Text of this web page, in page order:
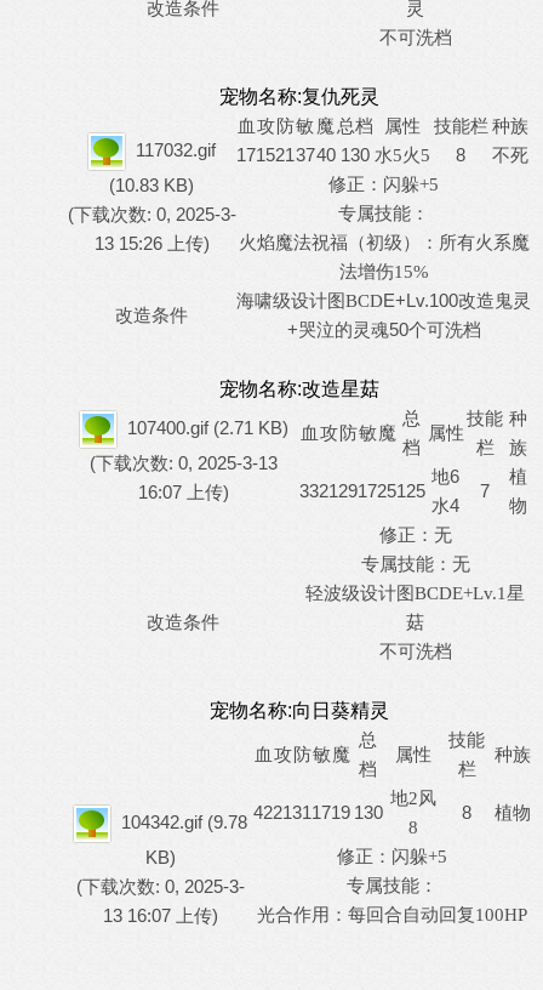
改造条件 灵
不可洗档
宠物名称:复仇死灵
117032.gif
(10.83 KB)
(下载次数: 0, 2025-3-
13 15:26 上传)
血 攻防敏魔 总档 属性 技能栏 种族
1715213740 130 水5火5 8
不死
修正： 闪躲+5
专属技能：
火焰魔法祝福（初级）：所有火系魔
法增伤15%
改造条件
海啸级设计图BCDE+Lv.100改造鬼灵
+哭泣的灵魂50个可洗档
宠物名称:改造星菇
107400.gif (2.71 KB)
(下载次数: 0, 2025-3-13
16:07 上传)
血 攻防敏魔
总
档
属性
技能
栏
种
族
3321291725125
地6
水4
7
植
物
修正：无
专属技能：无
改造条件
轻波级设计图BCDE+Lv.1星
菇
不可洗档
宠物名称:向日葵精灵
104342.gif (9.78
KB)
(下载次数: 0, 2025-3-
13 16:07 上传)
血 攻防敏魔
总
档
属性
技能
栏
种族
4221311719 130
地2风
8
8 植物
修正： 闪躲+5
专属技能：
光合作用：每回合自动回复100HP